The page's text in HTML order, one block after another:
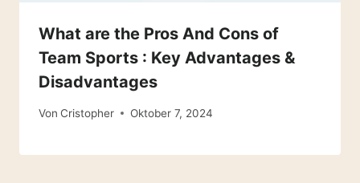
What are the Pros And Cons of
Team Sports : Key Advantages &
Disadvantages
Von Cristopher Oktober 7, 2024